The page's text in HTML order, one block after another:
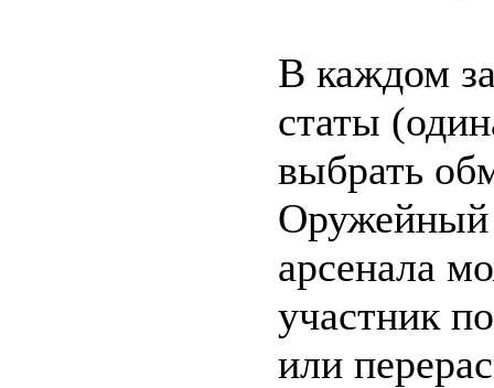
В каждом
статы
выбрать
Оружейный
арсенала
участник
или